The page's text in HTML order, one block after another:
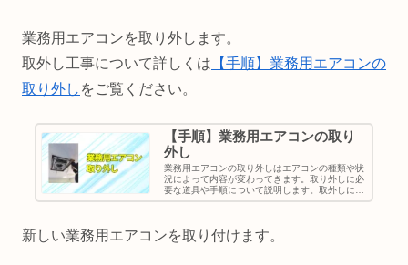
業務用エアコンを取り外します。
取外し工事について詳しくは 【手順】業務用エアコンの
取り外し をご覧ください。
【手順】業務用エアコンの取り
外し
業務用エアコンの取り外しはエアコンの種類や状
況によって内容が変わってきます。取り外しに必
要な道具や手順について説明します。取外しには
様々な工具が必要ルームエアコンと違い業務用エ
新しい業務用エアコンを取り付けます。